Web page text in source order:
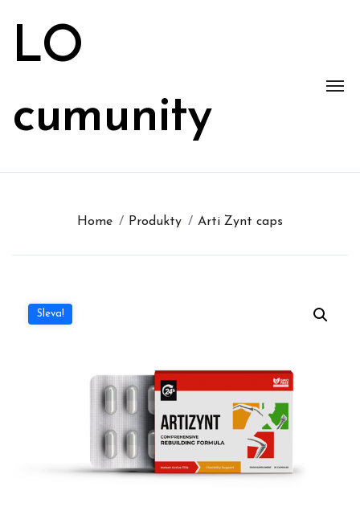
LO
cumunity
Home Produkty Arti Zynt caps
Sleva!